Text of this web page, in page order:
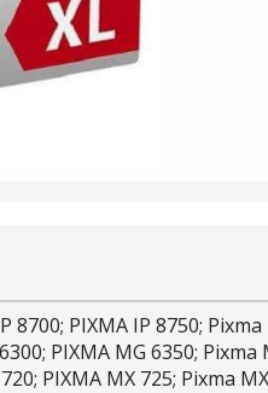
PIXMA IP 8750;
PIXMA MG 6350;
PIXMA MX 725; Pixma